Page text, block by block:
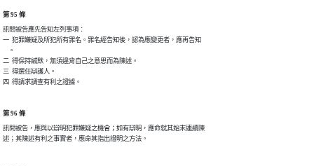
第 95 條
訊問被告應先告知左列事項︰
一  犯罪嫌疑及所犯所有罪名。罪名經告知後，認為應變更者，應再告知
    。
二  得保持緘默，無須違背自己之意思而為陳述。
三  得選任辯護人。
四  得請求調查有利之證據。
第 96 條
訊問被告，應與以辯明犯罪嫌疑之機會；如有辯明，應命就其始末連續陳
述；其陳述有利之事實者，應命其指出證明之方法。